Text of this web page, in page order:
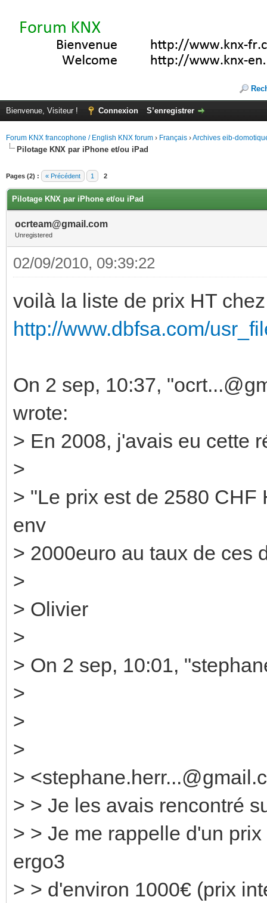
Bienvenue, Visiteur ! Connexion S’enregistrer
Forum KNX francophone / English KNX forum › Français ›Archives eib-
Pilotage KNX par iPhone et/ou iPad
Pages (2) : « Précédent 1 2
Pilotage KNX par iPhone et/ou iPad
ocrteam@gmail.com
Unregistered
02/09/2010, 09:39:22
voilà la liste de prix HT
http://www.dbfsa.com/
On 2 sep, 10:37,
wrote:
> En 2008, j'avais eu cette
>
> "Le prix est de 2580
env
> 2000euro au taux de ces
>
> Olivier
>
> On 2 sep, 10:01,
>
>
>
>
> > Je les avais rencontré
> > Je me rappelle d'un
ergo3
> > d'environ 1000€ (prix